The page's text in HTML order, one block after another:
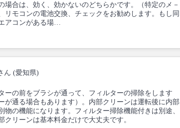
場合は、効く、効かないのどちらかです。（特定のメ－
リモコンの電池交換、チェックをお勧めします。もし同
アコンがある場…
ん (愛知県)
ーの前をブラシが通って、フィルターの掃除をします
が通る場合もあります）。内部クリーンは運転後に内部
物の機能になります。フィルター掃除機能付きは別途、
クリーンは基本料金だけで大丈夫です。